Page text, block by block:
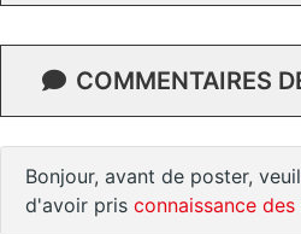
COMMENTAIRES
Bonjour, avant de poster,
d'avoir pris connaissance des